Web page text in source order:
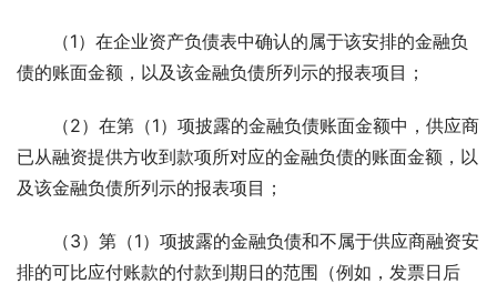
（1）在企业资产负债表中确认的属于该安排的金融负
债的账面金额，以及该金融负债所列示的报表项目；
（2）在第（1）项披露的金融负债账面金额中，供应商
已从融资提供方收到款项所对应的金融负债的账面金额，以
及该金融负债所列示的报表项目；
（3）第（1）项披露的金融负债和不属于供应商融资安
排的可比应付账款的付款到期日的范围（例如，发票日后